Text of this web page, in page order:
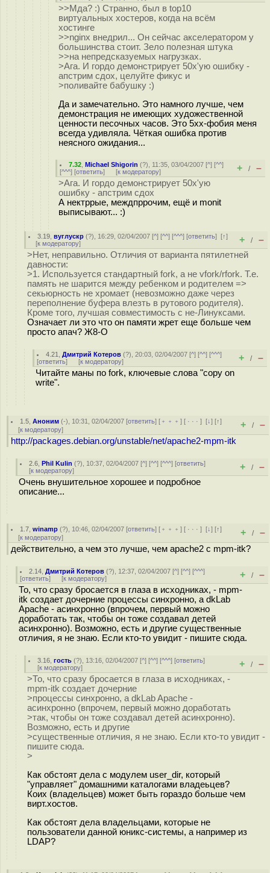
>>Мда? :) Странно, был в top10
виртуальных хостеров, когда на всём
хостинге
>>nginx внедрил... Он сейчас акселератором у
большинства стоит. Зело полезная штука
>>на непредсказуемых нагрузках.
>Ага. И гордо демонстрирует 50x'ую ошибку -
апстрим сдох, целуйте фикус и
>поливайте бабушку :)
Да и замечательно. Это намного лучше, чем
демонстрация не имеющих художественной
ценности песочных часов. Это 5xx-фобия меня
всегда удивляла. Чёткая ошибка против
неясного ожидания...
7.32 ,Michael Shigorin (?), 11:35, 03/04/2007 [^] [^^]
[^^^] [ответить] [к модератору] + / –
>Ага. И гордо демонстрирует 50x'ую
ошибку - апстрим сдох
А нектррые, междпррочим, ещё и monit
выписывают... :)
3.19 ,вуглускр (?), 16:29, 02/04/2007 [^] [^^] [^^^] [ответить][↑]
[к модератору] + / –
>Нет, неправильно. Отличия от варианта пятилетней
давности:
>1. Используется стандартный fork, а не vfork/rfork. Т.е.
память не шарится между ребенком и родителем =>
секьюрность не хромает (невозможно даже через
переполнение буфера влезть в рутового родителя).
Кроме того, лучшая совместимость с не-Линуксами.
Означает ли это что он памяти жрет еще больше чем
просто апач? Ж8-О
4.21 ,Дмитрий Котеров (?), 20:03, 02/04/2007 [^] [^^] [^^^]
[ответить] [к модератору] + / –
Читайте маны по fork, ключевые слова "copy on
write".
1.5 ,Аноним (-), 10:31, 02/04/2007 [ответить] [ ﹢﹢﹢] [ · · ·][↓] [↑]
[к модератору] + / –
http://packages.debian.org/unstable/net/apache2-mpm-itk
2.6 ,Phil Kulin (?), 10:37, 02/04/2007 [^] [^^] [^^^] [ответить]
[к модератору] + / –
Очень внушительное хорошее и подробное
описание...
1.7 ,winamp (?), 10:46, 02/04/2007 [ответить] [ ﹢﹢﹢] [ · · ·][↓] [↑]
[к модератору] + / –
действительно, а чем это лучше, чем apache2 с mpm-itk?
2.14 ,Дмитрий Котеров (?), 12:37, 02/04/2007 [^] [^^] [^^^]
[ответить] [к модератору] + / –
То, что сразу бросается в глаза в исходниках, - mpm-
itk создает дочерние процессы синхронно, а dkLab
Apache - асинхронно (впрочем, первый можно
доработать так, чтобы он тоже создавал детей
асинхронно). Возможно, есть и другие существенные
отличия, я не знаю. Если кто-то увидит - пишите сюда.
3.16 ,гость (?), 13:16, 02/04/2007 [^] [^^] [^^^] [ответить]
[к модератору] + / –
>То, что сразу бросается в глаза в исходниках, -
mpm-itk создает дочерние
>процессы синхронно, а dkLab Apache -
асинхронно (впрочем, первый можно доработать
>так, чтобы он тоже создавал детей асинхронно).
Возможно, есть и другие
>существенные отличия, я не знаю. Если кто-то увидит -
пишите сюда.
>
Как обстоят дела с модулем user_dir, который
"управляет" домашними каталогами владеьцев?
Коих (владельцев) может быть гораздо больше чем
вирт.хостов.
Как обстоят дела владельцами, которые не
пользователи данной юникс-системы, а например из
LDAP?